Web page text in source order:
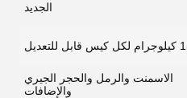
الجديد
الاسمنت والرمل والحجر الجيري
والإضافات